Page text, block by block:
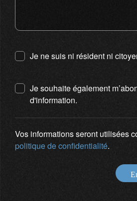
Je ne suis ni résident ni
Je souhaite également
d'information.
Vos informations seront utilisées
politique de confidentialité.